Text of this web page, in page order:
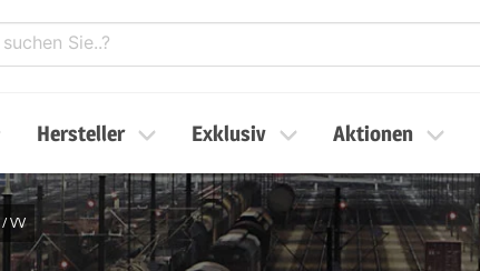
Hersteller Exklusiv Aktionen
/VV